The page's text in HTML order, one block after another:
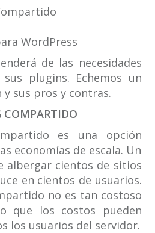
WordPress
de las necesidades
plugins. Echemos un
sus pros y contras.
es una opción
economías de escala. Un
albergar cientos de sitios
en cientos de usuarios.
no es tan costoso
que los costos pueden
los usuarios del servidor.